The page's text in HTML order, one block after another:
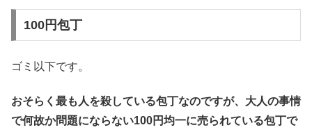
100円包丁
ゴミ以下です。
おそらく最も人を殺している包丁なのですが、大人の事情
で何故か問題にならない100円均一に売られている包丁で